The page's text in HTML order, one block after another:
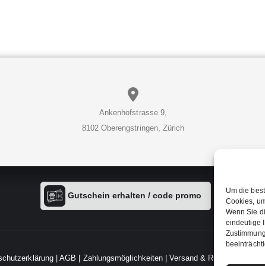
Um die
Cookies,
Wenn Sie
eindeutige
Ankenhofstrasse 9,
8102 Oberengstringen, Zürich
Gutschein erhalten / code promo
|AGB Zahlungsmöglichkeiten |Versand & Rückgabe